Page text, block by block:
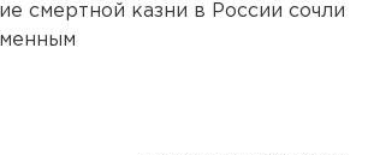
смертной казни в России сочли